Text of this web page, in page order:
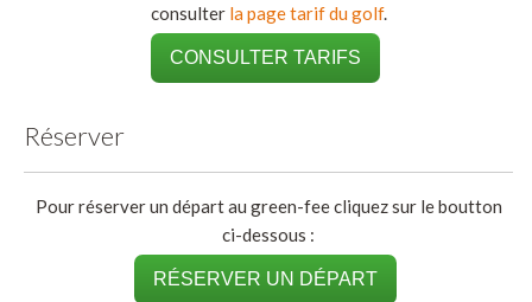
consulter la page tarif du golf.
CONSULTER TARIFS
Réserver
Pour réserver un départ au green-fee cliquez sur le boutton
ci-dessous :
RÉSERVER UN DÉPART